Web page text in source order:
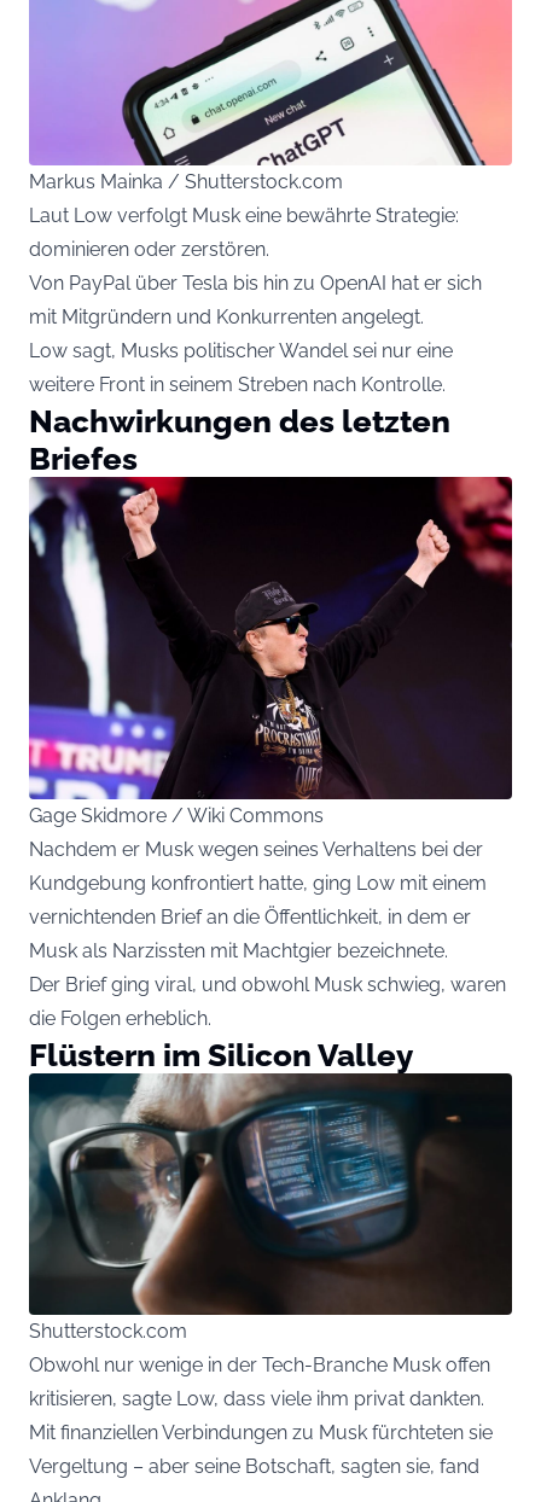
Markus Mainka / Shutterstock.com
Laut Low verfolgt Musk eine bewährte Strategie:
dominieren oder zerstören.
Von PayPal über Tesla bis hin zu OpenAI hat er sich
mit Mitgründern und Konkurrenten angelegt.
Low sagt, Musks politischer Wandel sei nur eine
weitere Front in seinem Streben nach Kontrolle.
Nachwirkungen des letzten
Briefes
Gage Skidmore / Wiki Commons
Nachdem er Musk wegen seines Verhaltens bei der
Kundgebung konfrontiert hatte, ging Low mit einem
vernichtenden Brief an die Öffentlichkeit, in dem er
Musk als Narzissten mit Machtgier bezeichnete.
Der Brief ging viral, und obwohl Musk schwieg, waren
die Folgen erheblich.
Flüstern im Silicon Valley
Shutterstock.com
Obwohl nur wenige in der Tech-Branche Musk offen
kritisieren, sagte Low, dass viele ihm privat dankten.
Mit finanziellen Verbindungen zu Musk fürchteten sie
Vergeltung – aber seine Botschaft, sagten sie, fand